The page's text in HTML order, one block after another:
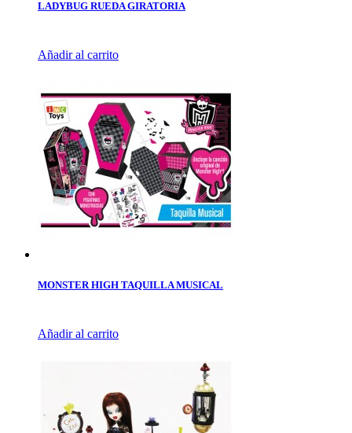
LADYBUG RUEDA GIRATORIA
Añadir al carrito
MONSTER HIGH TAQUILLA MUSICAL
Añadir al carrito